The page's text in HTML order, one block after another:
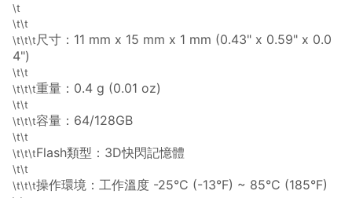
\t
\t\t
\t\t\t尺寸：11 mm x 15 mm x 1 mm (0.43" x 0.59" x 0.0
4")
\t\t
\t\t\t重量：0.4 g (0.01 oz)
\t\t
\t\t\t容量：64/128GB
\t\t
\t\t\tFlash類型：3D快閃記憶體
\t\t
\t\t\t操作環境：工作溫度 -25°C (-13°F) ~ 85°C (185°F)